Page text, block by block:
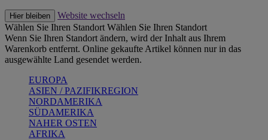
Hier bleiben
Website wechseln
Wählen Sie Ihren Standort Wählen Sie Ihren Standort
Wenn Sie Ihren Standort ändern, wird der Inhalt aus Ihrem
Warenkorb entfernt. Online gekaufte Artikel können nur in das
ausgewählte Land gesendet werden.
EUROPA
ASIEN / PAZIFIKREGION
NORDAMERIKA
SÜDAMERIKA
NAHER OSTEN
AFRIKA